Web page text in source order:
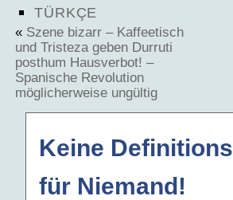
TÜRKÇE
« Szene bizarr – Kaffeetisch
und Tristeza geben Durruti
posthum Hausverbot! –
Spanische Revolution
möglicherweise ungültig
Keine
für Niemand!